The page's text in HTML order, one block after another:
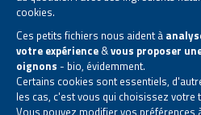
Alle rechten
Privacyverklaring
Algemene informatie
Deze site is gecreëerd en wordt beheerd in
wetgeving.